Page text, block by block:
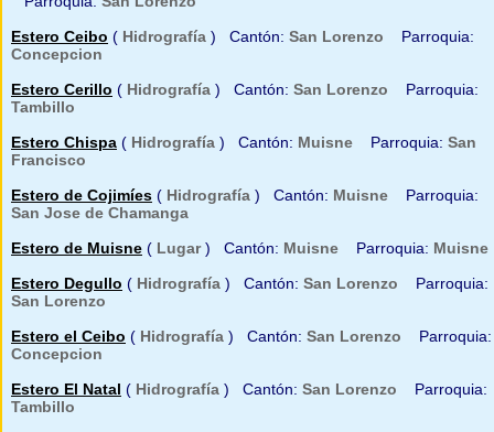
Estero Ceibo ( Hidrografía ) Cantón: San Lorenzo Parroquia:
Concepcion
Estero Cerillo ( Hidrografía ) Cantón: San Lorenzo Parroquia:
Tambillo
Estero Chispa ( Hidrografía ) Cantón: Muisne Parroquia: San
Francisco
Estero de Cojimíes ( Hidrografía ) Cantón: Muisne Parroquia:
San Jose de Chamanga
Estero de Muisne ( Lugar) Cantón: Muisne Parroquia: Muisne
Estero Degullo ( Hidrografía ) Cantón: San Lorenzo Parroquia:
San Lorenzo
Estero el Ceibo ( Hidrografía ) Cantón: San Lorenzo Parroquia:
Concepcion
Estero El Natal ( Hidrografía ) Cantón: San Lorenzo Parroquia:
Tambillo